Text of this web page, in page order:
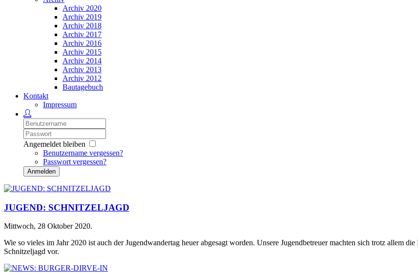
Archiv 2020
Archiv 2019
Archiv 2018
Archiv 2017
Archiv 2016
Archiv 2015
Archiv 2014
Archiv 2013
Archiv 2012
Bautagebuch
Kontakt
Impressum
Angemeldet bleiben
Benutzername vergessen?
Passwort vergessen?
Anmelden
JUGEND: SCHNITZELJAGD
Mittwoch, 28 Oktober 2020.
Wie so vieles im Jahr 2020 ist auch der Jugendwandertag heuer abgesagt worden. Unsere Jugendbetreuer machten sich trotz allem
Schnitzeljagd vor.